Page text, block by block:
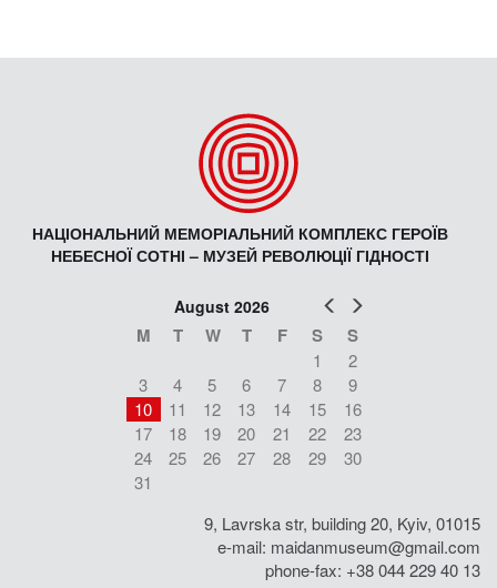
НАЦІОНАЛЬНИЙ МЕМОРІАЛЬНИЙ КОМПЛЕКС ГЕРОЇВ
НЕБЕСНОЇ СОТНІ – МУЗЕЙ РЕВОЛЮЦІЇ ГІДНОСТІ
Prev
August 2026
M T W T F S S
1
2
3
4 5 6 7 8
9
10
11 12 13 14 15
16
17
18 19 20 21 22
23
24
25 26 27 28 29
30
31
9, Lavrska str, building 20, Kyiv, 01015
e-mail: maidanmuseum@gmail.com
phone-fax: +38 044 229 40 13